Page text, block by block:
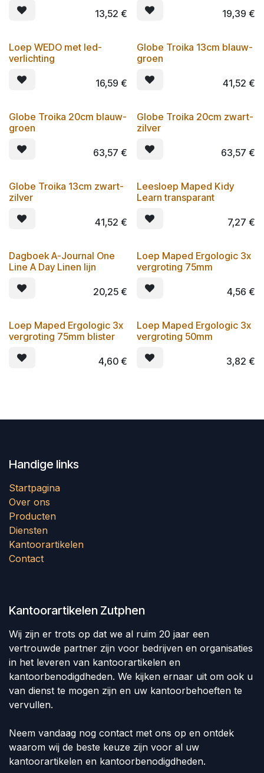
13,52 € 19,39 €
Loep WEDO met led-
verlichting
16,59 €
Globe Troika 13cm blauw-
groen
41,52 €
Globe Troika 20cm blauw-
groen
63,57 €
Globe Troika 20cm zwart-
zilver
63,57 €
Globe Troika 13cm zwart-
zilver
41,52 €
Leesloep Maped Kidy
Learn transparant
7,27 €
Dagboek A-Journal One
Line A Day Linen lijn
20,25€
Loep Maped Ergologic 3x
vergroting 75mm
4,56 €
Loep Maped Ergologic 3x
vergroting 75mm blister
4,60€
Loep Maped Ergologic 3x
vergroting 50mm
3,82 €
Handige links
Startpagina
Over ons
Producten
Diensten
Kantoorartikelen
Contact
Kantoorartikelen Zutphen
Wij zijn er trots op dat we al ruim 20 jaar een
vertrouwde partner zijn voor bedrijven en organisaties
in het leveren van kantoorartikelen en
kantoorbenodigdheden. We kijken ernaar uit om ook u
van dienst te mogen zijn en uw kantoorbehoeften te
vervullen.
Neem vandaag nog contact met ons op en ontdek
waarom wij de beste keuze zijn voor al uw
kantoorartikelen en kantoorbenodigdheden.